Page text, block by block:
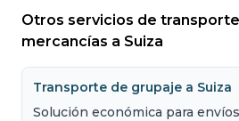
Otros servicios de
mercancías a Suiza
Transporte de grupaje a Suiza
Solución económica para